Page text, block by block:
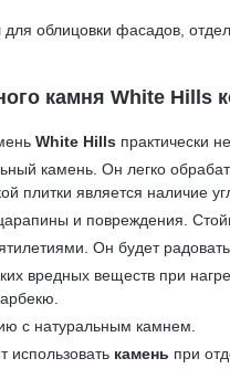
облицовки фасадов,
камня White Hills
White Hills практически
камень. Он легко
плитки является наличие
и повреждения.
Он будет
вредных веществ при
с натуральным камнем.
использовать камень при